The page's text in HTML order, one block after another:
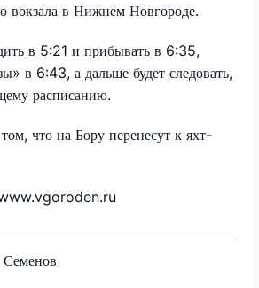
вокзала в Нижнем Новгороде.
в 5:21 и прибывать в 6:35,
в 6:43, а дальше будет следовать,
расписанию.
что на Бору перенесут к яхт-
Семенов